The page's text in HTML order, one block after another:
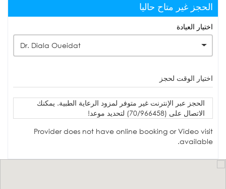
الحجز غير متاح حاليا
اختيار العيادة
Dr. Diala Oueidat
اختيار الوقت لحجز
الحجز عبر الإنترنت غير متوفر لمزود الرعاية الطبية. يمكنك
الاتصال على (70/966458) لتحديد موعد!
Provider does not have online booking or Video visit
available.